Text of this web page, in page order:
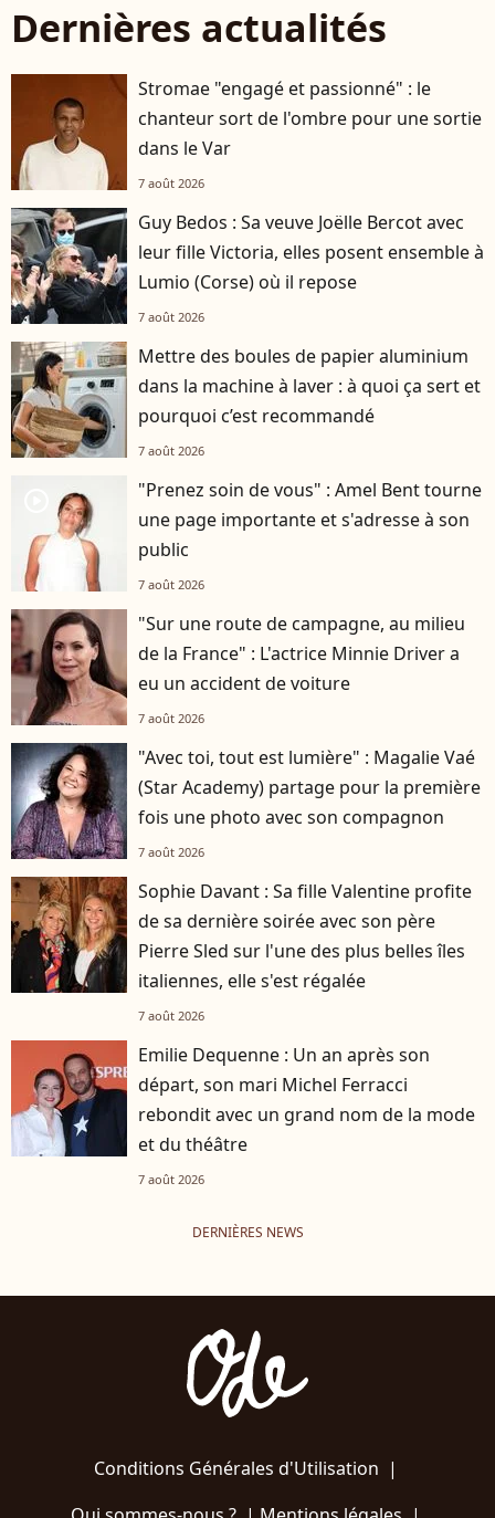
Dernières actualités
Stromae "engagé et passionné" : le
chanteur sort de l'ombre pour une sortie
dans le Var
7 août 2026
Guy Bedos : Sa veuve Joëlle Bercot avec
leur fille Victoria, elles posent ensemble à
Lumio (Corse) où il repose
7 août 2026
Mettre des boules de papier aluminium
dans la machine à laver : à quoi ça sert et
pourquoi c’est recommandé
7 août 2026
"Prenez soin de vous" : Amel Bent tourne
une page importante et s'adresse à son
public
7 août 2026
"Sur une route de campagne, au milieu
de la France" : L'actrice Minnie Driver a
eu un accident de voiture
7 août 2026
"Avec toi, tout est lumière" : Magalie Vaé
(Star Academy) partage pour la première
fois une photo avec son compagnon
7 août 2026
Sophie Davant : Sa fille Valentine profite
de sa dernière soirée avec son père
Pierre Sled sur l'une des plus belles îles
italiennes, elle s'est régalée
7 août 2026
Emilie Dequenne : Un an après son
départ, son mari Michel Ferracci
rebondit avec un grand nom de la mode
et du théâtre
7 août 2026
DERNIÈRES NEWS
Conditions Générales d'Utilisation |